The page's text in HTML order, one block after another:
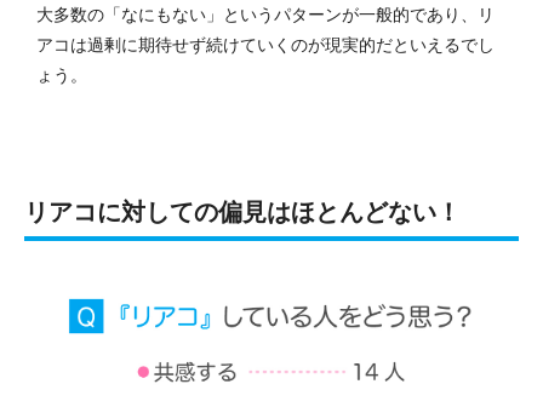
大多数の「なにもない」というパターンが一般的であり、リ
アコは過剰に期待せず続けていくのが現実的だといえるでし
ょう。
リアコに対しての偏見はほとんどない！